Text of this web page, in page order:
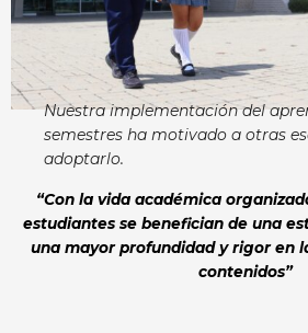
Nuestra implementación del
semestres ha motivado a otras
adoptarlo.
“Con la vida académica
estudiantes se benefician de una
una mayor profundidad y rigor en
contenidos”